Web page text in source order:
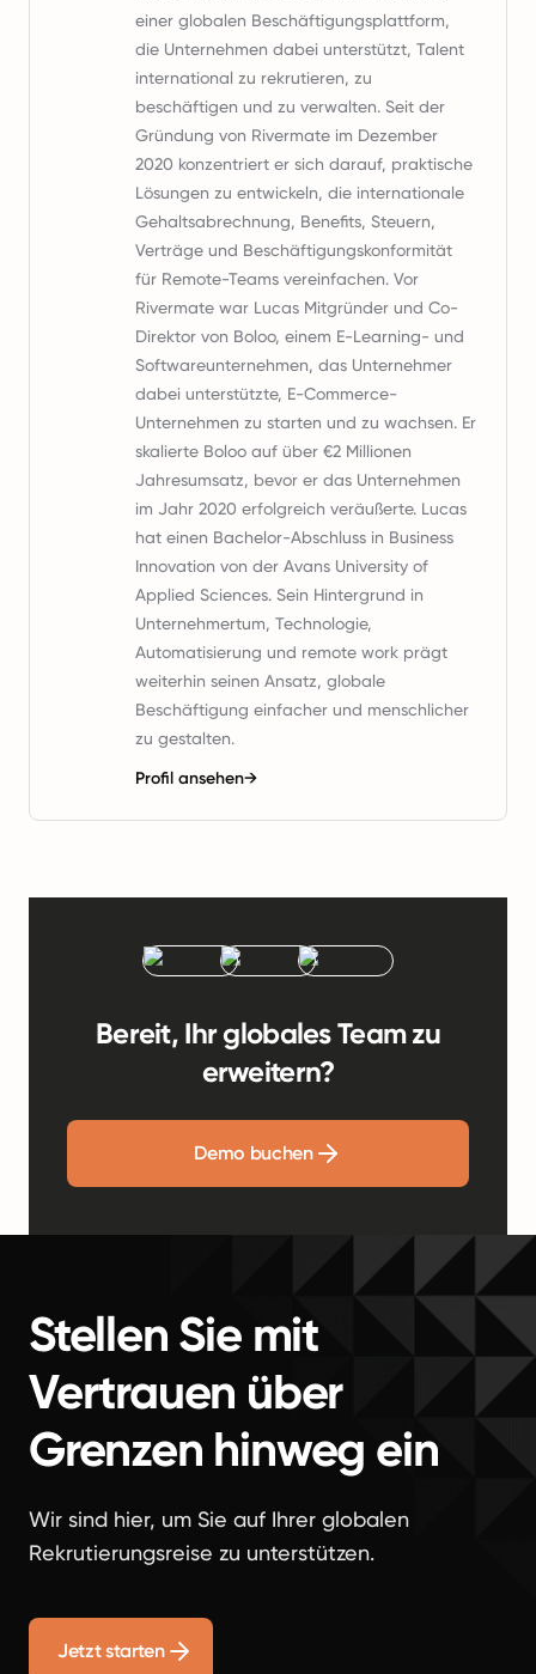
einer globalen Beschäftigungsplattform,
die Unternehmen dabei unterstützt, Talent
international zu rekrutieren, zu
beschäftigen und zu verwalten. Seit der
Gründung von Rivermate im Dezember
2020 konzentriert er sich darauf, praktische
Lösungen zu entwickeln, die internationale
Gehaltsabrechnung, Benefits, Steuern,
Verträge und Beschäftigungskonformität
für Remote-Teams vereinfachen. Vor
Rivermate war Lucas Mitgründer und Co-
Direktor von Boloo, einem E-Learning- und
Softwareunternehmen, das Unternehmer
dabei unterstützte, E-Commerce-
Unternehmen zu starten und zu wachsen. Er
skalierte Boloo auf über €2 Millionen
Jahresumsatz, bevor er das Unternehmen
im Jahr 2020 erfolgreich veräußerte. Lucas
hat einen Bachelor-Abschluss in Business
Innovation von der Avans University of
Applied Sciences. Sein Hintergrund in
Unternehmertum, Technologie,
Automatisierung und remote work prägt
weiterhin seinen Ansatz, globale
Beschäftigung einfacher und menschlicher
zu gestalten.
Profil ansehen→
Bereit, Ihr globales Team zu
erweitern?
Demo buchen
Stellen Sie mit
Vertrauen über
Grenzen hinweg ein
Wir sind hier, um Sie auf Ihrer globalen
Rekrutierungsreise zu unterstützen.
Jetzt starten